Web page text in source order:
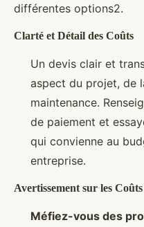
différentes options2.
Clarté et Détail des Coûts
Un devis clair et
aspect du projet, de
maintenance.
de paiement et
qui convienne au
entreprise.
Avertissement sur les
Méfiez-vous des